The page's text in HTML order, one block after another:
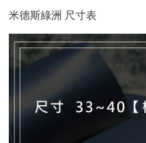
米德斯綠洲 尺寸表